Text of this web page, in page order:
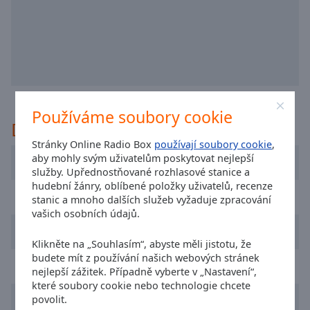
Používáme soubory cookie
Stránky Online Radio Box používají soubory cookie,
aby mohly svým uživatelům poskytovat nejlepší
služby. Upřednostňované rozhlasové stanice a
hudební žánry, oblíbené položky uživatelů, recenze
stanic a mnoho dalších služeb vyžaduje zpracování
vašich osobních údajů.
Klikněte na „Souhlasím“, abyste měli jistotu, že
budete mít z používání našich webových stránek
nejlepší zážitek. Případně vyberte v „Nastavení“,
které soubory cookie nebo technologie chcete
povolit.
Picture
Fullscreen
This
modal
window.
window.
Escape
Doporučeno
Radio Horizonte Algarve
TSF
Radio Valdevez
Radio Festival